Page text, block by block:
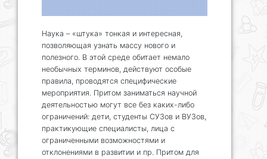
Наука – «штука» тонкая и интересная,
позволяющая узнать массу нового и
полезного. В этой среде обитает немало
необычных терминов, действуют особые
правила, проводятся специфические
мероприятия. Притом заниматься научной
деятельностью могут все без каких-либо
ограничений: дети, студенты СУЗов и ВУЗов,
практикующие специалисты, лица с
ограниченными возможностями и
отклонениями в развитии и пр. Притом для